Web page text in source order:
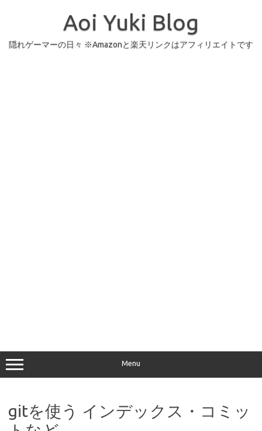
Aoi Yuki Blog
隠れゲーマーの日々 ※Amazonと楽天リンクはアフィリエイトです
Menu
gitを使う インデックス・コミッ